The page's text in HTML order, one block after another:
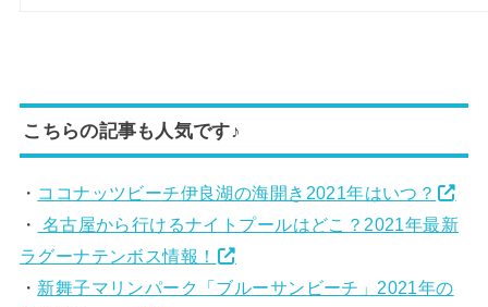
こちらの記事も人気です♪
・ ココナッツビーチ伊良湖の海開き2021年はいつ？
・
名古屋から行けるナイトプールはどこ？2021年最新
ラグーナテンボス情報！
・ 新舞子マリンパーク「ブルーサンビーチ」2021年の